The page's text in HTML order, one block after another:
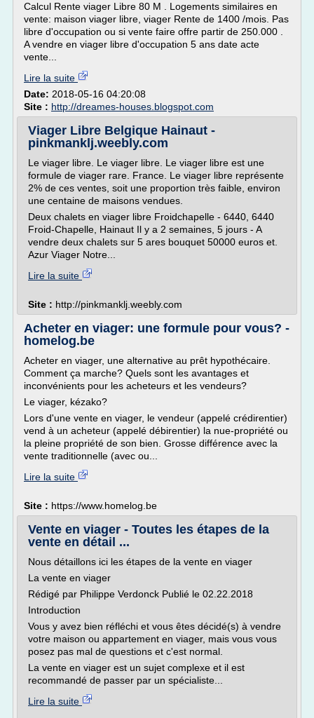
Calcul Rente viager Libre 80 M . Logements similaires en
vente: maison viager libre, viager Rente de 1400 /mois. Pas
libre d'occupation ou si vente faire offre partir de 250.000 .
A vendre en viager libre d'occupation 5 ans date acte
vente...
Lire la suite
Date: 2018-05-16 04:20:08
Site : http://dreames-houses.blogspot.com
Viager Libre Belgique Hainaut -
pinkmanklj.weebly.com
Le viager libre. Le viager libre. Le viager libre est une
formule de viager rare. France. Le viager libre représente
2% de ces ventes, soit une proportion très faible, environ
une centaine de maisons vendues.
Deux chalets en viager libre Froidchapelle - 6440, 6440
Froid-Chapelle, Hainaut Il y a 2 semaines, 5 jours - A
vendre deux chalets sur 5 ares bouquet 50000 euros et.
Azur Viager Notre...
Lire la suite
Site : http://pinkmanklj.weebly.com
Acheter en viager: une formule pour vous? -
homelog.be
Acheter en viager, une alternative au prêt hypothécaire.
Comment ça marche? Quels sont les avantages et
inconvénients pour les acheteurs et les vendeurs?
Le viager, kézako?
Lors d'une vente en viager, le vendeur (appelé crédirentier)
vend à un acheteur (appelé débirentier) la nue-propriété ou
la pleine propriété de son bien. Grosse différence avec la
vente traditionnelle (avec ou...
Lire la suite
Site : https://www.homelog.be
Vente en viager - Toutes les étapes de la
vente en détail ...
Nous détaillons ici les étapes de la vente en viager
La vente en viager
Rédigé par Philippe Verdonck Publié le 02.22.2018
Introduction
Vous y avez bien réfléchi et vous êtes décidé(s) à vendre
votre maison ou appartement en viager, mais vous vous
posez pas mal de questions et c'est normal.
La vente en viager est un sujet complexe et il est
recommandé de passer par un spécialiste...
Lire la suite